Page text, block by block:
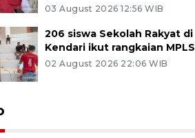
03 August 2026 12:56 WIB
206 siswa Sekolah Rakyat di
Kendari ikut rangkaian MPLS
02 August 2026 22:06 WIB